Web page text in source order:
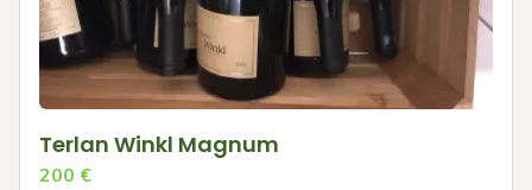
Terlan Winkl Magnum
200 €